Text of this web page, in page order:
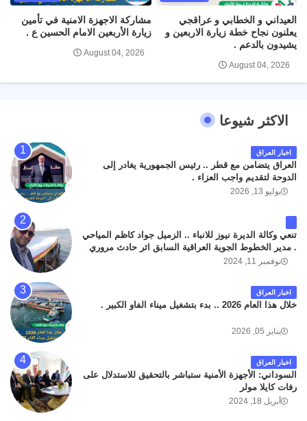
العيداني و الخطابي و عراقجي
يعلنون نجاح خطة زيارة الاربعين و
يشيدون بالدعم .
August 04, 2026
مشاركة الاجهزة الامنية في تأمين
زيارة الأربعين الامام الحسين ع .
August 04, 2026
الاكثر شيوعا
اخبار العراق
العراق يتضامن مع قطر .. رئيس الجمهورية يغادر إلى
الدوحة لتقديم واجب العزاء .
يوليو 13, 2026
تنعي وكالة الديرة نيوز للانباء .. الزميل جواد كاظم المياحي
. مدير الخطوط الجوية العراقية السابق اثر حادث مروري
داخل مطار البصرة الدولي اليوم الاثنين على الطريق
كان سبب الحادث يعود لتصادم عجلته مع عجلة نوع كيا بنكو
تابعة لشركة الهلال الماسكة لإعمار مطار البصرة الدولي .
سائلين الله عز وجل ان يتغمد الفقيد بواسع رحمته ، و انا
نوفمبر 11, 2024
اخبار العراق
خلال هذا العام 2026 .. بدء بتشغيل ميناء الفاو الكبير .
يناير 05, 2026
اخبار العراق
السوداني: الأجهزة الأمنية ستباشر بالتحقيق للاستدلال على
رفات كايلا مولر
أبريل 18, 2024